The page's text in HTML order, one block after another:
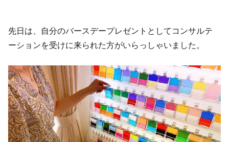
先日は、自分のバースデープレゼントとしてコンサルテ
ーションを受けに来られた方がいらっしゃいました。